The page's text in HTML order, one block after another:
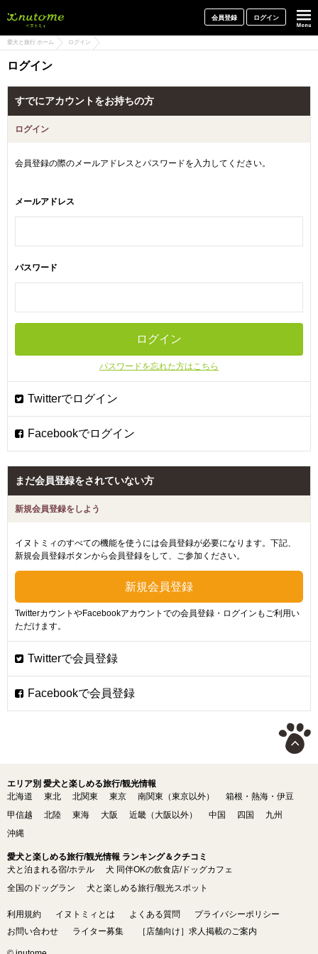
会員登録 ログイン
愛犬と旅行 ホーム ログイン
ログイン
すでにアカウントをお持ちの方
ログイン
会員登録の際のメールアドレスとパスワードを入力してください。
メールアドレス
パスワード
パスワードを忘れた方はこちら
まだ会員登録をされていない方
新規会員登録をしよう
イヌトミィのすべての機能を使うには会員登録が必要になります。下記、
新規会員登録ボタンから会員登録をして、ご参加ください。
TwitterカウントやFacebookアカウントでの会員登録・ログインもご利用い
ただけます。
エリア別 愛犬と楽しめる旅行/観光情報
北海道
東北 北関東 東京 南関東（東京以外）
箱根・熱海・伊豆
甲信越
北陸 東海 大阪 近畿（大阪以外） 中国 四国
九州
沖縄
愛犬と楽しめる旅行/観光情報 ランキング＆クチコミ
犬と泊まれる宿/ホテル
犬 同伴OKの飲食店/ドッグカフェ
全国のドッグラン
犬と楽しめる旅行/観光スポット
利用規約 イヌトミィとは よくある質問
プライバシーポリシー
お問い合わせ
ライター募集 ［店舗向け］求人掲載のご案内